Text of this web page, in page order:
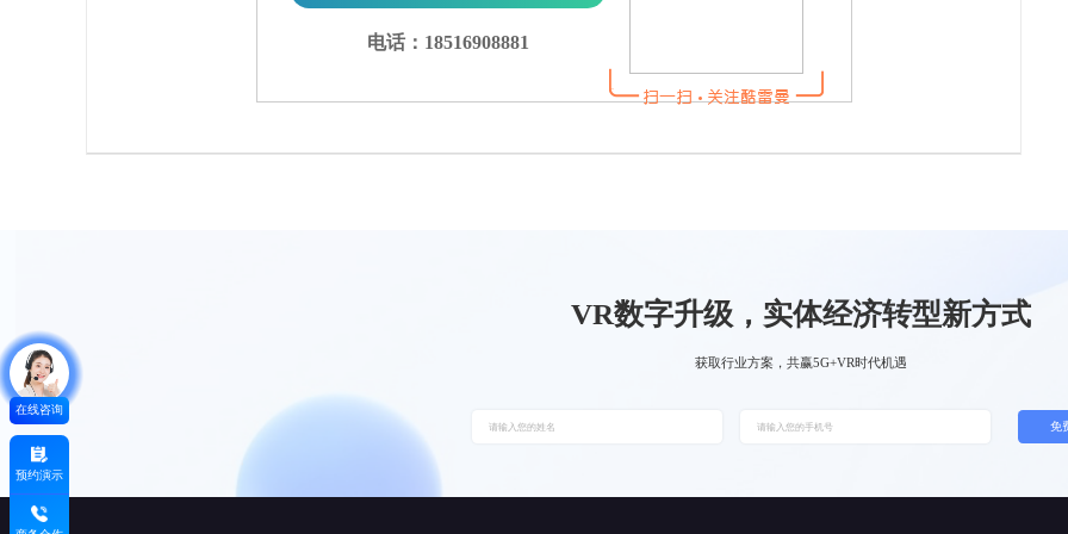
电话：18516908881
在线咨询
预约演示
VR数字升级，实体经济转型新方式
获取行业方案，共赢5G+VR时代机遇
免